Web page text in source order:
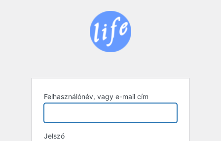
Felhasználónév, vagy e-mail cím
Jelszó